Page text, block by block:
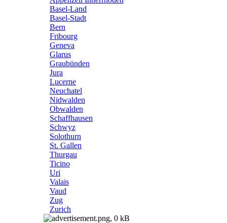
Basel-Land
Basel-Stadt
Bern
Fribourg
Geneva
Glarus
Graubünden
Jura
Lucerne
Neuchatel
Nidwalden
Obwalden
Schaffhausen
Schwyz
Solothurn
St. Gallen
Thurgau
Ticino
Uri
Valais
Vaud
Zug
Zurich